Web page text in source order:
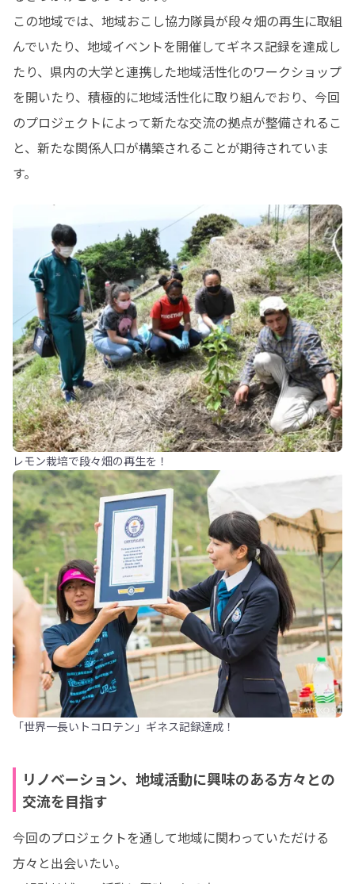
この地域では、地域おこし協力隊員が段々畑の再生に取組
んでいたり、地域イベントを開催してギネス記録を達成し
たり、県内の大学と連携した地域活性化のワークショップ
を開いたり、積極的に地域活性化に取り組んでおり、今回
のプロジェクトによって新たな交流の拠点が整備されるこ
と、新たな関係人口が構築されることが期待されていま
す。
レモン栽培で段々畑の再生を！
「世界一長いトコロテン」ギネス記録達成！
リノベーション、地域活動に興味のある方々との
交流を目指す
今回のプロジェクトを通して地域に関わっていただける
方々と出会いたい。